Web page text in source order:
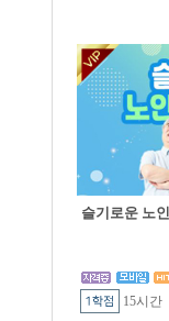
슬기로운 노
15시간